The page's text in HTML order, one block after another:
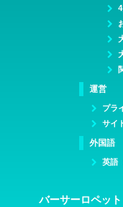
運営
プラ
サイ
外国語
英語
バーサーロペッ